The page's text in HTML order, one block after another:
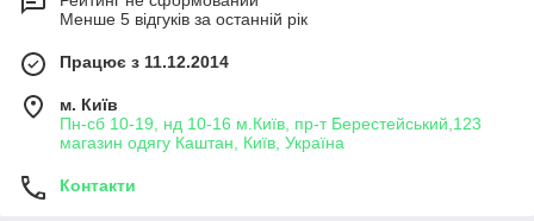
Менше 5 відгуків за останній рік
Працює з 11.12.2014
м. Київ
Пн-сб 10-19, нд 10-16 м.Київ, пр-т Берестейський,123
магазин одягу Каштан, Київ, Україна
Контакти